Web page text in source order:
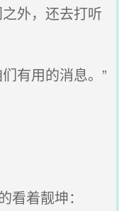
外，还去打听
有用的消息。”
着靓坤：